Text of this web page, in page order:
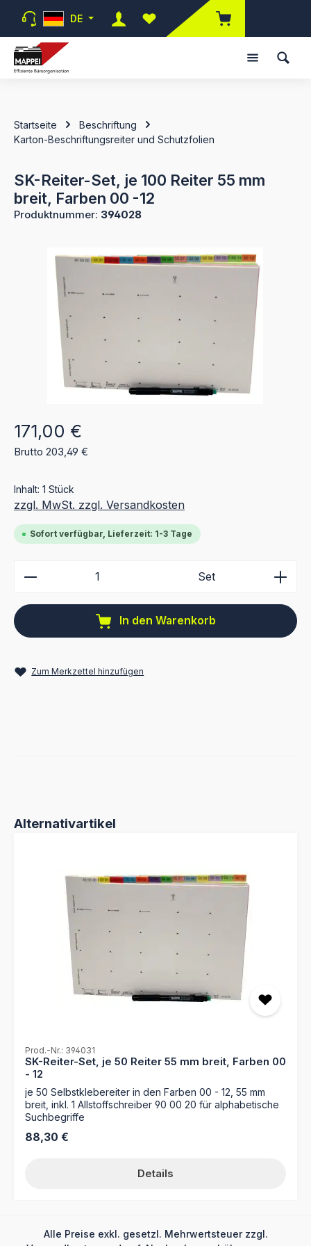
Zum Hauptinhalt springen
DE
Du hast 0 Produkte auf dem
Startseite
Beschriftung
Karton-Beschriftungsreiter und Schutzfolien
SK-Reiter-Set, je 100 Reiter 55 mm
breit, Farben 00 -12
Produktnummer: 394028
Bildergalerie überspringen
Regulärer Preis:
171,00 €
Brutto 203,49 €
Inhalt: 1 Stück
zzgl. MwSt. zzgl. Versandkosten
Sofort verfügbar, Lieferzeit: 1-3 Tage
Produkt Anzahl: Gib den gewünschten Wert ein
Set
In den Warenkorb
Zum Merkzettel hinzufügen
Produktgalerie überspringen
Alternativartikel
Prod.-Nr.: 394031
SK-Reiter-Set, je 50 Reiter 55 mm breit, Farben 00
- 12
je 50 Selbstklebereiter in den Farben 00 - 12, 55 mm
breit, inkl. 1 Allstoffschreiber 90 00 20 für alphabetische
Suchbegriffe
Regulärer Preis:
88,30 €
Details
Alle Preise exkl. gesetzl. Mehrwertsteuer zzgl.